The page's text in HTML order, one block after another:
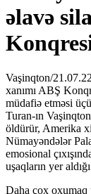
əlavə
Vaşinqton/
xanımı ABŞ
müdafiə etməsi
Turan-ın
öldürür, Amerika
Nümayəndələr
emosional
uşaqların yer
Daha çox